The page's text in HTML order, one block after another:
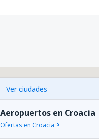
Ver ciudades
Aeropuertos en Croacia
Ofertas en Croacia